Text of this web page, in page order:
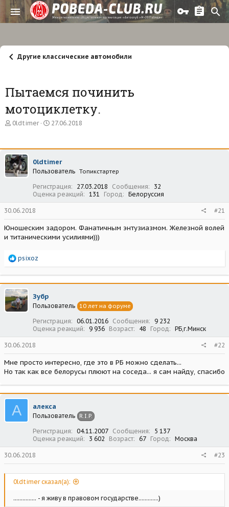
Другие классические автомобили
Пытаемся починить
мотоциклетку.
А
о
р
т
е
0ldtimer
Д
а
а
ч
л
а
27.06.2018
0ldtimer
Пользователь Топикстартер
Регистрация 27.03.2018 Сообщения
32
Оценка реакций
131 Город Белоруссия
30.06.2018 #21
Юношеским задором. Фанатичным энтузиазмом. Железной волей
и титаническими усилиями)))
Р
а
к
ц
и
и
psixoz
Зубр
Пользователь 10 лет на форуме
Регистрация 06.01.2016 Сообщения
9 232
Оценка реакций
9 936 Возраст 48 Город РБ,г.Минск
30.06.2018 #22
Мне просто интересно, где это в РБ можно сделать...
Но так как все белорусы плюют на соседа... я сам найду, спасибо
А алекса
Пользователь R.I.P.
Регистрация 04.11.2007 Сообщения
5 137
Оценка реакций
3 602 Возраст 67 Город Москва
30.06.2018 #23
0ldtimer сказал(а):
............... - я живу в правовом государстве.............)